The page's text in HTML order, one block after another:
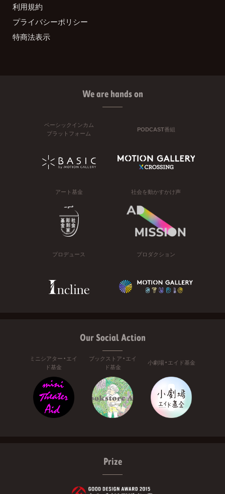
利用規約
プライバシーポリシー
特商法表示
We are hands on
ベーシックインカム
プラットフォーム
PODCAST番組
アート基金 社会を動かすかけ声
プロデュース プロダクション
Our Social Action
ミニシアター・エイ
ド基金
ブックストア・エイ
ド基金
小劇場・エイド基金
Prize